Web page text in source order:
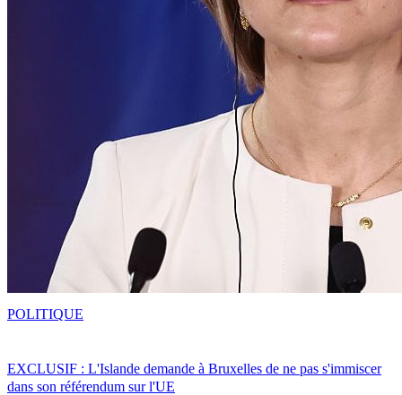
EXCLUSIF : L'Islande demande à Bruxelles de ne pas s'immiscer
dans son référendum sur l'UE
POLITIQUE